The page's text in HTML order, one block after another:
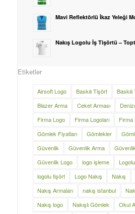
Mavi Reflektörlü İkaz Yeleği
Nakış Logolu İş Tişörtü –
Etiketler
Airsoft Logo Baskılı Tişört
Blazer Arma
Ceket Arması
Firma Logo
Firma Logoları Firma
Gömlek Fiyatları
Gömlekler
Güvenlik
Güvenlik Arma
Güvenlik Logo
logo işleme
logolu tişört
Logo Nakış Nakış
Nakış Armaları
nakış istanbul
Nakış logo
Nakışlı Gömlek
Okul